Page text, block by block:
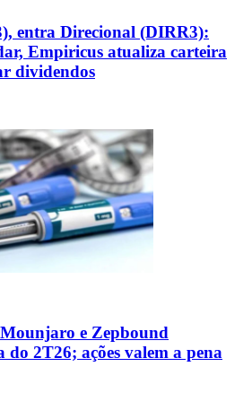
entra Direcional (DIRR3):
Empiricus atualiza carteira
dividendos
e Zepbound
do 2T26; ações valem a pena